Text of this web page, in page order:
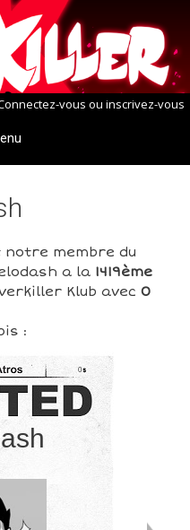
vous ou inscrivez-vous
membre du
a la 1419ème
Klub avec 0
:
0